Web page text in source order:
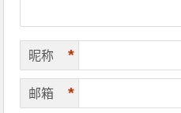
昵称 *
邮箱 *